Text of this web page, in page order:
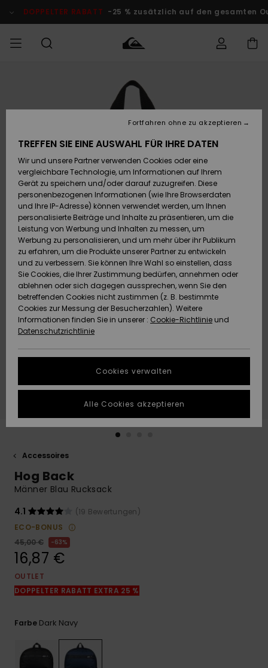
Produktinformation
DOPPELTER RABATT -25 % zusätzlich auf den gesamten
Kleidung
Accessoires
Schuhe&
Flip-Flops
Surf
Snow
Brandneu
Highlights
Kleidung
Accessoires
Schuhe&
Flip-Flops
Surf
Snow
Brandneu
Highlights
FRAUEN
Shop
Brandneu
Highlights
Snow
SURF
Surf Shop
Männer
Kinder
Highlights
Community
SNOW
Snow Shop
Männer
Snow Shop
Kinder
Snow Shop
Damen
Highlights
Community
DOPPELTER
RABATT
Outlet
Herren
KINDER
Outlet
Frauen
HILFE & KONTAKT
Auf meine
Bestellung
zugreifen
Retouren
Bezahlung
Geschenkkarte
Quiksilver
Freedom
Datenschutz
Starten Sie eine
um die
schnellste
Antwort auf Ihre
erhalten.
Finden Sie
die häufigsten
Fragen sowie
NACHHALTIGKEIT
SHOPS
QUIKSILVER APP
WUNSCHLISTE
Accessoires
Hog Back
Männer Blau Rucksack
4.1
(19 Bewertungen)
ECO-BONUS
45,00 €
63%
16,87 €
OUTLET
DOPPELTER RABATT EXTRA 25 %
Farbe Dark Navy
TREFFEN SIE EINE AUSWAHL FÜR IHRE DATEN
Wir und unsere Partner verwenden Cookies oder eine
vergleichbare Technologie, um Informationen auf Ihrem
Gerät zu speichern und/oder darauf zuzugreifen. Diese
personenbezogenen Informationen (wie Ihre Browserdaten
und Ihre IP-Adresse) können verwendet werden, um Ihnen
personalisierte Beiträge und Inhalte zu präsentieren, um die
Leistung von Werbung und Inhalten zu messen, um
Werbung zu personalisieren, und um mehr über ihr Publikum
zu erfahren, um die Produkte unserer Partner zu entwickeln
und zu verbessern. Sie können Ihre Wahl so einstellen, dass
Sie Cookies, die Ihrer Zustimmung bedürfen, annehmen oder
ablehnen oder sich dagegen aussprechen, wenn Sie den
betreffenden Cookies nicht zustimmen (z. B. bestimmte
Cookies zur Messung der Besucherzahlen). Weitere
Informationen finden Sie in unserer : Cookie-Richtlinie und
Datenschutzrichtlinie
Cookies verwalten
Fortfahren ohne zu akzeptieren
Alle Cookies akzeptieren